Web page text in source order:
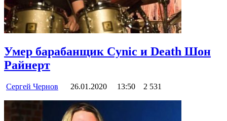
Умер барабанщик Cynic и Death Шон
Райнерт
Сергей Чернов 26.01.2020 13:50 2 531